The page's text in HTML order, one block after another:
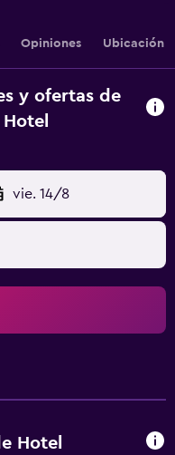
Opiniones Ubicación
y ofertas de
vie. 14/8
Hotel